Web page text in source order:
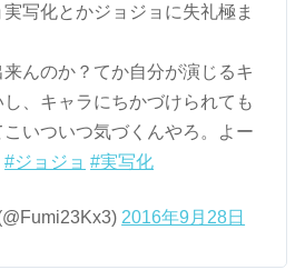
写化とかジョジョに失礼極ま
んのか？てか自分が演じるキ
、キャラにちかづけられても
いついつ気づくんやろ。よー
#ジョジョ #実写化
2016年9月28日